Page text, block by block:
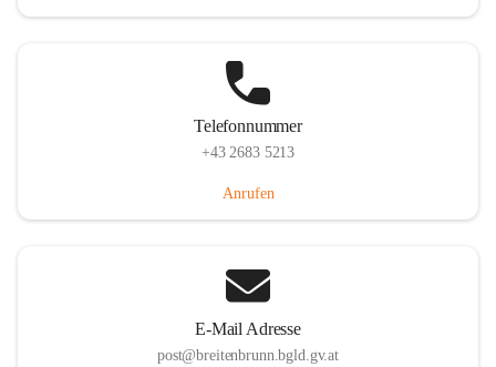
Telefonnummer
+43 2683 5213
Anrufen
E-Mail Adresse
post@breitenbrunn.bgld.gv.at